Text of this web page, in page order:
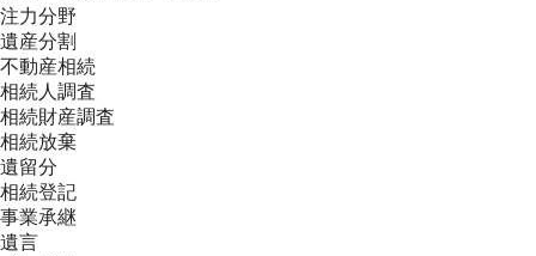
注力分野
遺産分割
不動産相続
相続人調査
相続財産調査
相続放棄
遺留分
相続登記
事業承継
遺言